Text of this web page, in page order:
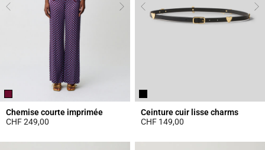
Chemise courte imprimée
CHF 249,00
Ceinture cuir lisse charms
CHF 149,00